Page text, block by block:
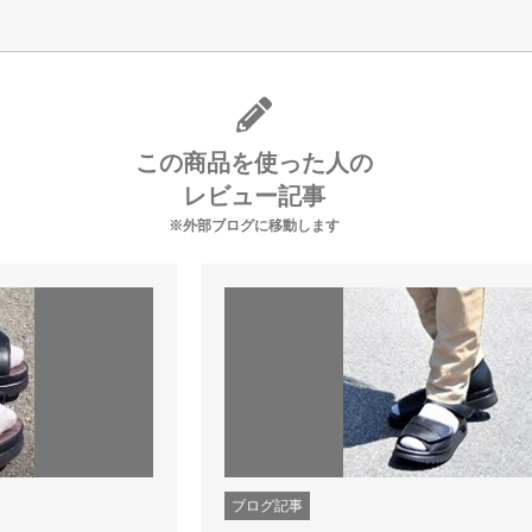
この商品を使った人の
レビュー記事
※外部ブログに移動します
ブログ記事